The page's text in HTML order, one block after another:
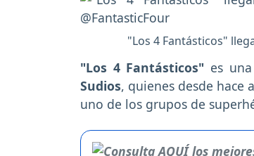
"Los 4 Fantásticos"
"Los 4 Fantásticos" es
Sudios, quienes desde hace
uno de los grupos de